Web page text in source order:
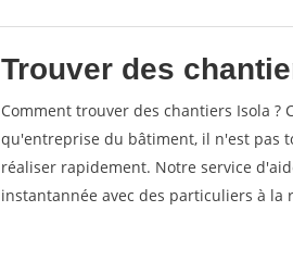
Trouver des
Comment trouver des chantiers Isola ?
qu'entreprise du bâtiment, il n'est pas
réaliser rapidement. Notre service
instantannée avec des particuliers à